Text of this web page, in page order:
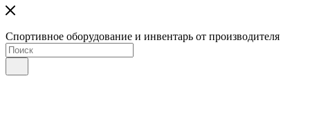
Спортивное оборудование и инвентарь от производителя